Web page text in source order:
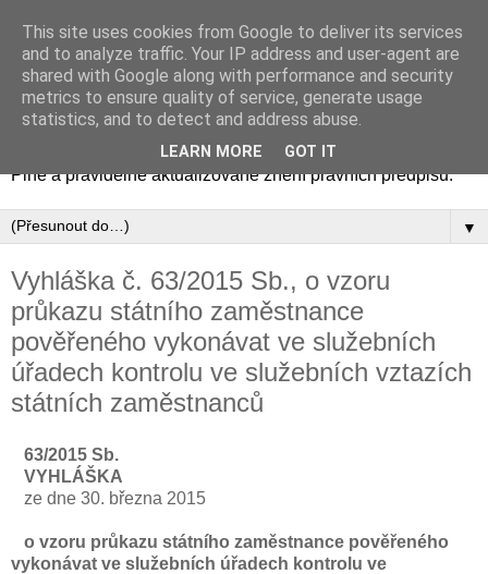
Zákony - aktuální znění
právních předpisů
Zákony, zákoníky, vyhlášky, nařízení a další právní předpisy.
Plné a pravidelně aktualizované znění právních předpisů.
▼
Vyhláška č. 63/2015 Sb., o vzoru
průkazu státního zaměstnance
pověřeného vykonávat ve služebních
úřadech kontrolu ve služebních vztazích
státních zaměstnanců
63/2015 Sb.
VYHLÁŠKA
ze dne 30. března 2015
o vzoru průkazu státního zaměstnance pověřeného
vykonávat ve služebních úřadech kontrolu ve
This site uses cookies from Google to deliver its services
and to analyze traffic. Your IP address and user-agent are
shared with Google along with performance and security
metrics to ensure quality of service, generate usage
statistics, and to detect and address abuse.
LEARN MORE GOT IT